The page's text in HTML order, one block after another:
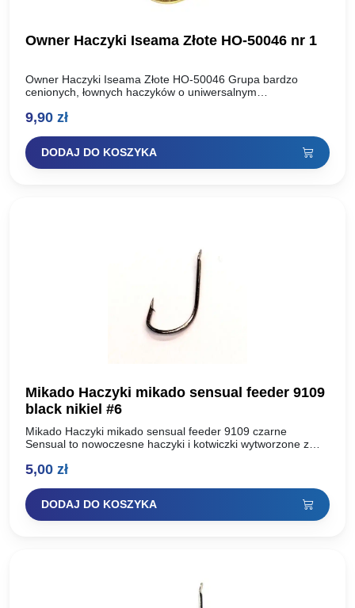
Owner Haczyki Iseama Złote HO-50046 nr 1
Owner Haczyki Iseama Złote HO-50046 Grupa bardzo
cenionych, łownych haczyków o uniwersalnym
karpi. Rozmiar haka: Ilość szt w paczce:…
9,90 zł
DODAJ DO KOSZYKA
Mikado Haczyki mikado sensual feeder 9109
black nikiel #6
Mikado Haczyki mikado sensual feeder 9109 czarne
Sensual to nowoczesne haczyki i kotwiczki wytworzone z
zastosowaniu dwóch technologii ostrzenia:…
5,00 zł
DODAJ DO KOSZYKA